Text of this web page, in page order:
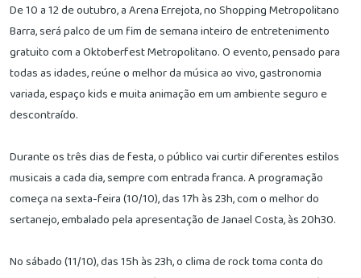
De 10 a 12 de outubro, a Arena Errejota, no Shopping Metropolitano
Barra, será palco de um fim de semana inteiro de entretenimento
gratuito com a Oktoberfest Metropolitano. O evento, pensado para
todas as idades, reúne o melhor da música ao vivo, gastronomia
variada, espaço kids e muita animação em um ambiente seguro e
descontraído.
Durante os três dias de festa, o público vai curtir diferentes estilos
musicais a cada dia, sempre com entrada franca. A programação
começa na sexta-feira (10/10), das 17h às 23h, com o melhor do
sertanejo, embalado pela apresentação de Janael Costa, às 20h30.
No sábado (11/10), das 15h às 23h, o clima de rock toma conta do